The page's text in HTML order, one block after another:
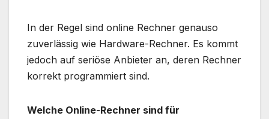
In der Regel sind online Rechner genauso
zuverlässig wie Hardware-Rechner. Es kommt
jedoch auf seriöse Anbieter an, deren Rechner
korrekt programmiert sind.
Welche Online-Rechner sind für